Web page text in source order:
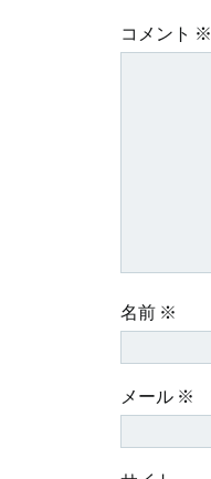
ー
コメント ※
名前 ※
メール ※